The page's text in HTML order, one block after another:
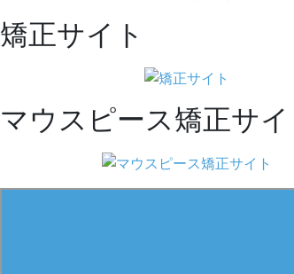
矯正サイト
マウスピース矯正サイ